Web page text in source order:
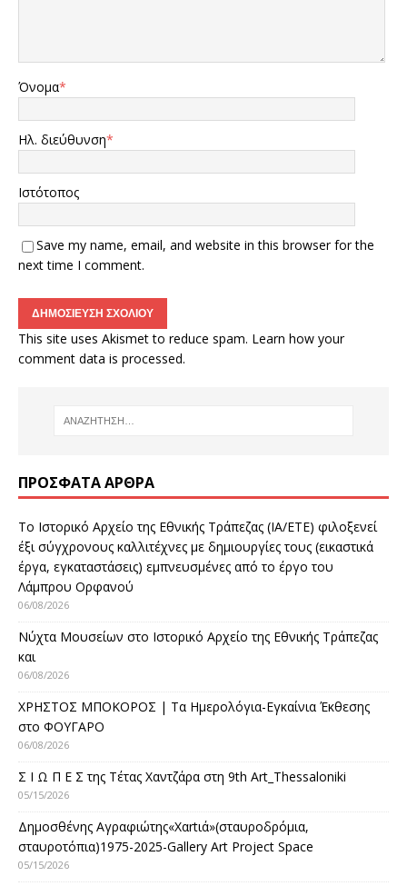
Όνομα*
Ηλ. διεύθυνση*
Ιστότοπος
Save my name, email, and website in this browser for the
next time I comment.
This site uses Akismet to reduce spam. Learn how your
comment data is processed.
ΠΡΌΣΦΑΤΑ ΆΡΘΡΑ
Το Ιστορικό Αρχείο της Εθνικής Τράπεζας (ΙΑ/ΕΤΕ) φιλοξενεί
έξι σύγχρονους καλλιτέχνες με δημιουργίες τους (εικαστικά
έργα, εγκαταστάσεις) εμπνευσμένες από το έργο του
Λάμπρου Ορφανού
06/08/2026
Νύχτα Μουσείων στο Ιστορικό Αρχείο της Εθνικής Τράπεζας
και
06/08/2026
ΧΡΗΣΤΟΣ ΜΠΟΚΟΡΟΣ | Τα Ημερολόγια-Εγκαίνια Έκθεσης
στο ΦΟΥΓΑΡΟ
06/08/2026
Σ Ι Ω Π Ε Σ της Τέτας Χαντζάρα στη 9th Art_Thessaloniki
05/15/2026
Δημοσθένης Αγραφιώτης«Xαrtιά»(σταυροδρόμια,
σταυροτόπια)1975-2025-Gallery Art Project Space
05/15/2026